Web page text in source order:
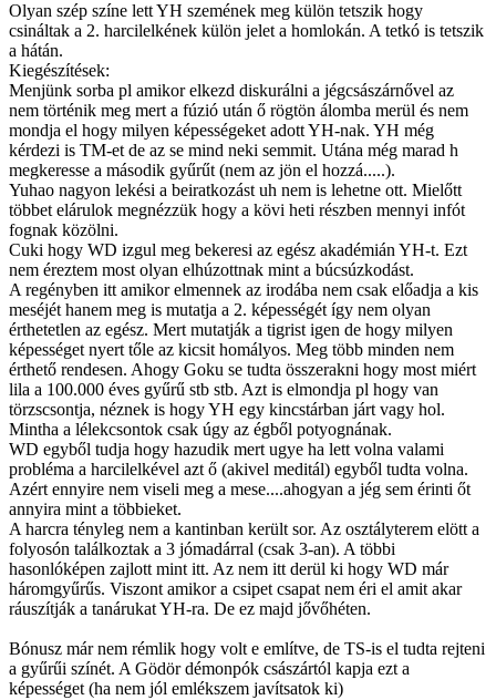
Olyan szép színe lett YH szemének meg külön tetszik hogy
csináltak a 2. harcilelkének külön jelet a homlokán. A tetkó is tetszik
a hátán.
Kiegészítések:
Menjünk sorba pl amikor elkezd diskurálni a jégcsászárnővel az
nem történik meg mert a fúzió után ő rögtön álomba merül és nem
mondja el hogy milyen képességeket adott YH-nak. YH még
kérdezi is TM-et de az se mind neki semmit. Utána még marad h
megkeresse a második gyűrűt (nem az jön el hozzá.....).
Yuhao nagyon lekési a beiratkozást uh nem is lehetne ott. Mielőtt
többet elárulok megnézzük hogy a kövi heti részben mennyi infót
fognak közölni.
Cuki hogy WD izgul meg bekeresi az egész akadémián YH-t. Ezt
nem éreztem most olyan elhúzottnak mint a búcsúzkodást.
A regényben itt amikor elmennek az irodába nem csak előadja a kis
meséjét hanem meg is mutatja a 2. képességét így nem olyan
érthetetlen az egész. Mert mutatják a tigrist igen de hogy milyen
képességet nyert tőle az kicsit homályos. Meg több minden nem
érthető rendesen. Ahogy Goku se tudta összerakni hogy most miért
lila a 100.000 éves gyűrű stb stb. Azt is elmondja pl hogy van
törzscsontja, néznek is hogy YH egy kincstárban járt vagy hol.
Mintha a lélekcsontok csak úgy az égből potyognának.
WD egyből tudja hogy hazudik mert ugye ha lett volna valami
probléma a harcilelkével azt ő (akivel meditál) egyből tudta volna.
Azért ennyire nem viseli meg a mese....ahogyan a jég sem érinti őt
annyira mint a többieket.
A harcra tényleg nem a kantinban került sor. Az osztályterem elött a
folyosón találkoztak a 3 jómadárral (csak 3-an). A többi
hasonlóképen zajlott mint itt. Az nem itt derül ki hogy WD már
háromgyűrűs. Viszont amikor a csipet csapat nem éri el amit akar
ráuszítják a tanárukat YH-ra. De ez majd jővőhéten.
Bónusz már nem rémlik hogy volt e említve, de TS-is el tudta rejteni
a gyűrűi színét. A Gödör démonpók császártól kapja ezt a
képességet (ha nem jól emlékszem javítsatok ki)